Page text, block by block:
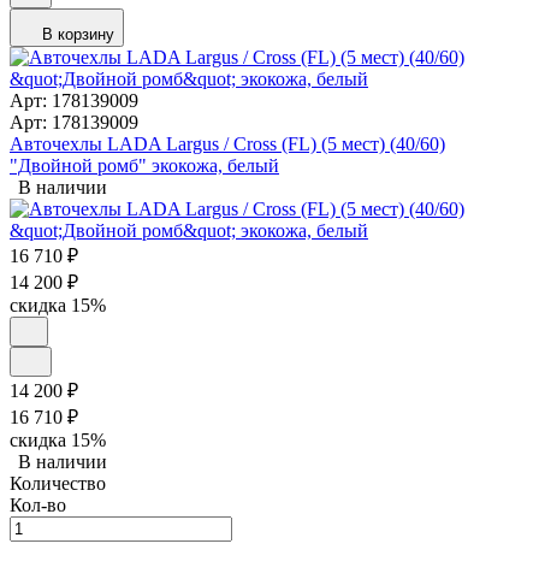
В корзину
Арт: 178139009
Арт: 178139009
Авточехлы LADA Largus / Cross (FL) (5 мест) (40/60)
"Двойной ромб" экокожа, белый
В наличии
16 710 ₽
14 200 ₽
скидка 15%
14 200 ₽
16 710 ₽
скидка 15%
В наличии
Количество
Кол-во